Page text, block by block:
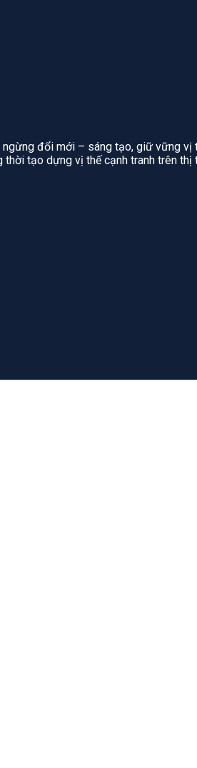
đổi mới – sáng tạo, giữ vững
tạo dựng vị thế cạnh tranh trên